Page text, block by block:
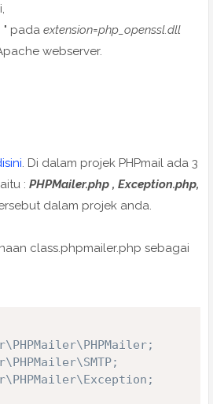
" pada extension=php_openssl.dll
webserver.
. Di dalam projek PHPmail ada 3
: PHPMailer.php , Exception.php,
dalam projek anda.
class.phpmailer.php sebagai